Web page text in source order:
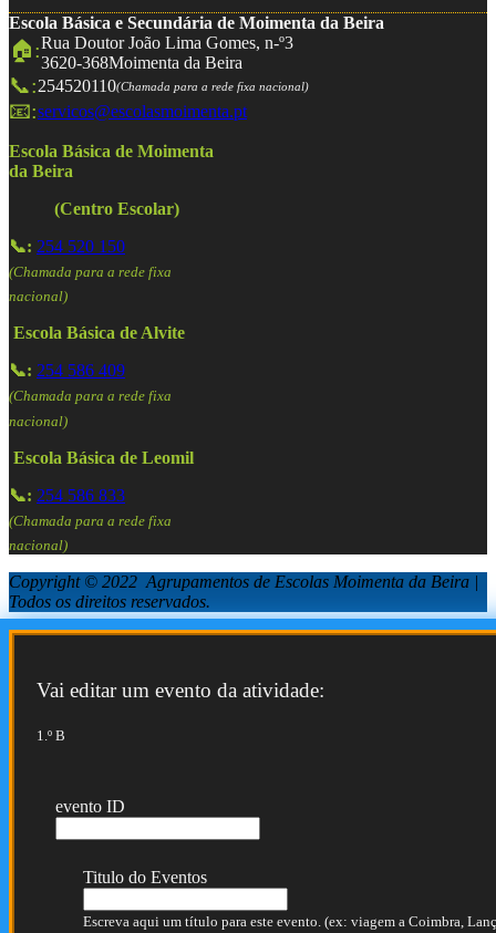
Escola Básica e Secundária de Moimenta da Beira
🏠:Rua Doutor João Lima Gomes, n-º3
3620-368Moimenta da Beira
📞:254520110(Chamada para a rede fixa nacional)
📧:servicos@escolasmoimenta.pt
Escola Básica de Moimenta
da Beira
(Centro Escolar)
📞: 254 520 150
(Chamada para a rede fixa
nacional)
Escola Básica de Alvite
📞: 254 586 409
(Chamada para a rede fixa
nacional)
Escola Básica de Leomil
📞: 254 586 833
(Chamada para a rede fixa
nacional)
Copyright © 2022 Agrupamentos de Escolas Moimenta da Beira |
Todos os direitos reservados.
Vai editar um evento da atividade:
1.º B
evento ID
Titulo do Eventos
Escreva aqui um título para este evento. (ex: viagem a Coimbra,